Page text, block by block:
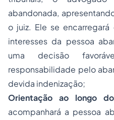
abandonada,
o juiz. Ele se
interesses da pessoa
uma decisão
responsabilidade pelo
devida indenização;
Orientação ao longo
acompanhará a pessoa